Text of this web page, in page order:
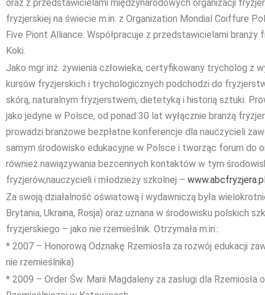
oraz z przedstawicielami międzynarodowych organizacji
fryzjerskiej na świecie m.in. z Organization Mondial Coiffure
Five Piont Alliance. Współpracuje z przedstawicielami
Koki.
Jako mgr inż. żywienia człowieka, certyfikowany trycholog z
kursów fryzjerskich i trychologicznych podchodzi do
skórą, naturalnym fryzjerstwem, dietetyką i historią sztuki.
jako jedyne w Polsce, od ponad 30 lat wyłącznie branżą
prowadzi branżowe bezpłatne konferencje dla nauczycieli
samym środowisko edukacyjne w Polsce i tworząc forum do
również nawiązywania bezcennych kontaktów w tym
fryzjerów,nauczycieli i młodzieży szkolnej –
Za swoją działalność oświatową i wydawniczą była
Brytania, Ukraina, Rosja) oraz uznana w środowisku polskich
fryzjerskiego – jako nie rzemieślnik. Otrzymała m.in.:
* 2007 – Honorową Odznakę Rzemiosła za rozwój edukacji
nie rzemieślnika)
* 2009 – Order Św. Marii Magdaleny za zasługi dla Rzemiosła